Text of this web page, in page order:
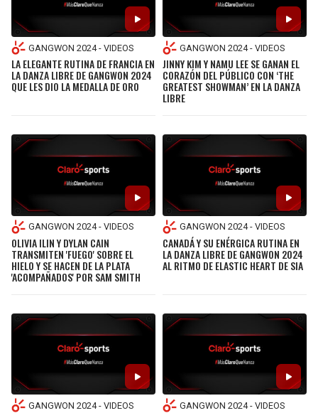
GANGWON 2024 - VIDEOS
LA ELEGANTE RUTINA DE FRANCIA EN
LA DANZA LIBRE DE GANGWON 2024
QUE LES DIO LA MEDALLA DE ORO
GANGWON 2024 - VIDEOS
JINNY KIM Y NAMU LEE SE GANAN EL
CORAZÓN DEL PÚBLICO CON ‘THE
GREATEST SHOWMAN’ EN LA DANZA
LIBRE
GANGWON 2024 - VIDEOS
OLIVIA ILIN Y DYLAN CAIN
TRANSMITEN 'FUEGO' SOBRE EL
HIELO Y SE HACEN DE LA PLATA
'ACOMPAÑADOS' POR SAM SMITH
GANGWON 2024 - VIDEOS
CANADÁ Y SU ENÉRGICA RUTINA EN
LA DANZA LIBRE DE GANGWON 2024
AL RITMO DE ELASTIC HEART DE SIA
GANGWON 2024 - VIDEOS GANGWON 2024 - VIDEOS